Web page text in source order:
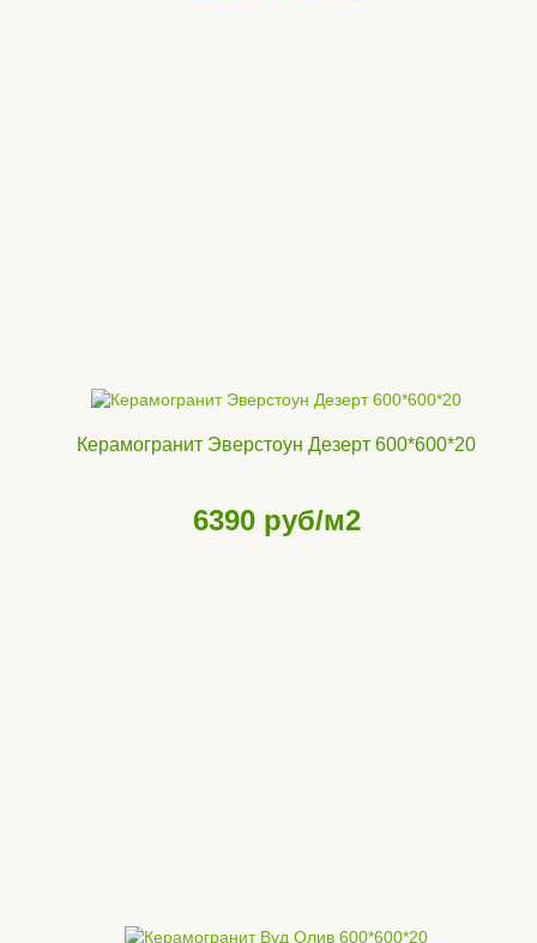
Керамогранит Эверстоун Дезерт 600*600*20
6390 руб/м2